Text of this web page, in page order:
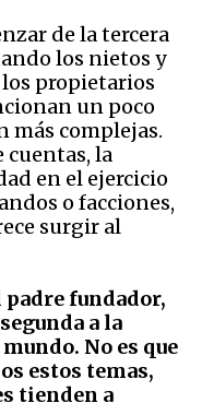
de la tercera
los nietos y
propietarios
un poco
más complejas.
cuentas, la
en el ejercicio
o facciones,
surgir al
fundador,
a la
No es que
estos temas,
tienden a